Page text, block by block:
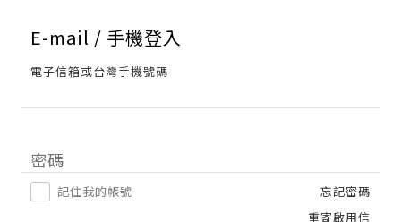
E-mail / 手機登入
電子信箱或台灣手機號碼
密碼
記住我的帳號
忘記密碼
重寄啟用信